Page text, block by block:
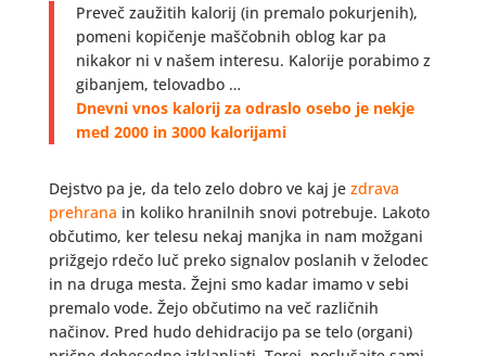
Preveč zaužitih kalorij (in premalo pokurjenih),
pomeni kopičenje maščobnih oblog kar pa
nikakor ni v našem interesu. Kalorije porabimo z
gibanjem, telovadbo …
Dnevni vnos kalorij za odraslo osebo je nekje
med 2000 in 3000 kalorijami
Dejstvo pa je, da telo zelo dobro ve kaj jezdrava
prehrana in koliko hranilnih snovi potrebuje. Lakoto
občutimo, ker telesu nekaj manjka in nam možgani
prižgejo rdečo luč preko signalov poslanih v želodec
in na druga mesta. Žejni smo kadar imamo v sebi
premalo vode. Žejo občutimo na več različnih
načinov. Pred hudo dehidracijo pa se telo (organi)